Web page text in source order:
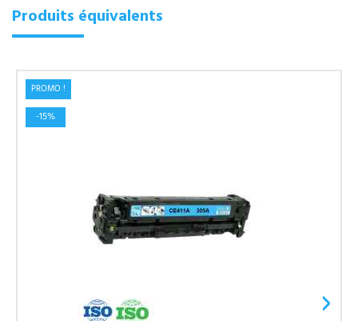
Produits équivalents
PROMO !
-15%
›